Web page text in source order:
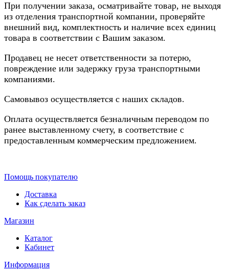
При получении заказа, осматривайте товар, не выходя
из отделения транспортной компании, проверяйте
внешний вид, комплектность и наличие всех единиц
товара в соответствии с Вашим заказом.
Продавец не несет ответственности за потерю,
повреждение или задержку груза транспортными
компаниями.
Самовывоз осуществляется с наших складов.
Оплата осуществляется безналичным переводом по
ранее выставленному счету, в соответствие с
предоставленным коммерческим предложением.
Помощь покупателю
Доставка
Как сделать заказ
Магазин
Каталог
Кабинет
Информация